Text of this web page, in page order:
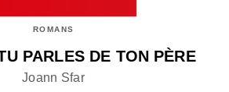
ROMANS
PARLES DE TON PÈRE
Joann Sfar